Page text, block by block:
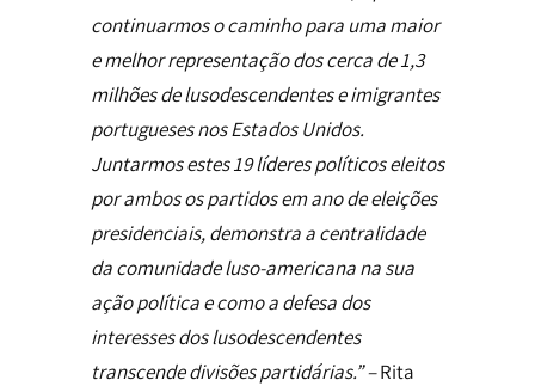
continuarmos o caminho para uma maior
e melhor representação dos cerca de 1,3
milhões de lusodescendentes e imigrantes
portugueses nos Estados Unidos.
Juntarmos estes 19 líderes políticos eleitos
por ambos os partidos em ano de eleições
presidenciais, demonstra a centralidade
da comunidade luso-americana na sua
ação política e como a defesa dos
interesses dos lusodescendentes
transcende divisões partidárias.” –Rita